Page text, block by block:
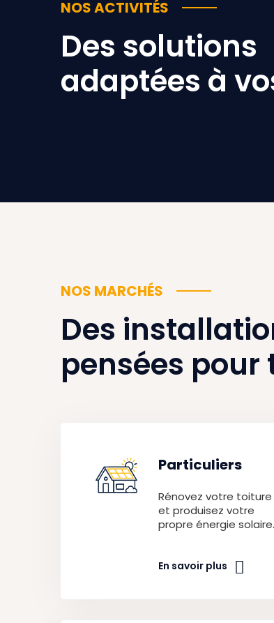
NOS ACTIVITÉS
Des solutions
adaptées à
NOS MARCHÉS
Des
pensées pour
Particuliers
Rénovez votre toiture
et produisez votre
propre énergie solaire.
En savoir plus